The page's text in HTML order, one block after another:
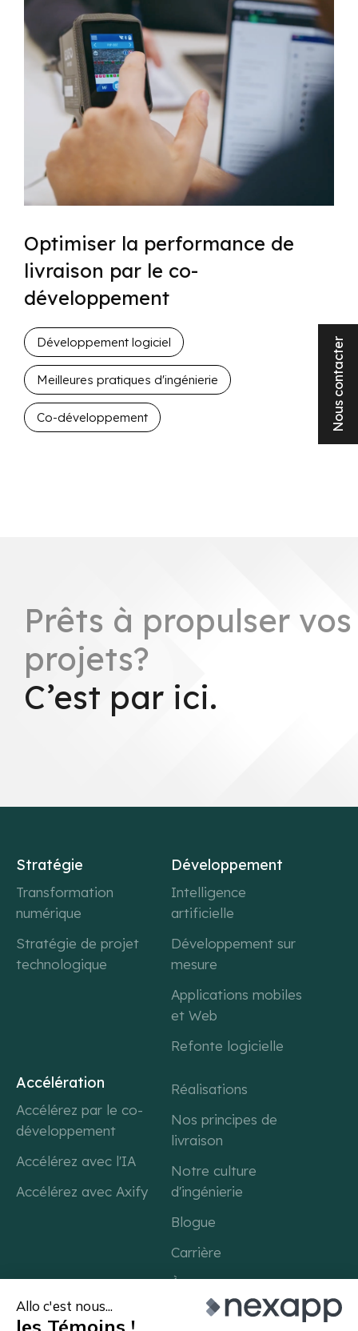
Nous contacter
Optimiser la performance de
livraison par le co-
développement
Développement logiciel
Meilleures pratiques d'ingénierie
Co-développement
Prêts à propulser vos
projets?
C’est par ici.
Stratégie
Transformation
numérique
Stratégie de projet
technologique
Développement
Intelligence
artificielle
Développement sur
mesure
Applications mobiles
et Web
Refonte logicielle
Accélération
Accélérez par le co-
développement
Accélérez avec l'IA
Accélérez avec Axify
Réalisations
Nos principes de
livraison
Notre culture
d'ingénierie
Blogue
Carrière
À propos
Contact